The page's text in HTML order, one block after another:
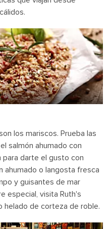
los mariscos. Prueba las
salmón ahumado con
para darte el gusto con
ahumado o langosta fresca
y guisantes de mar
especial, visita Ruth's
helado de corteza de roble.